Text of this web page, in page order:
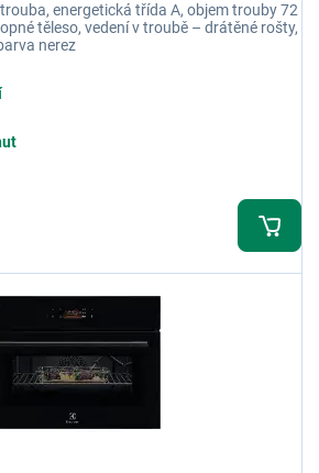
energetická třída A, objem trouby 72
těleso, vedení v troubě – drátěné rošty,
nerez